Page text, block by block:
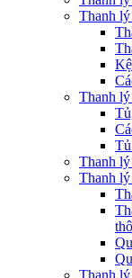
Thanh lý
Thanh lý
Thanh
Thanh lý
Thanh